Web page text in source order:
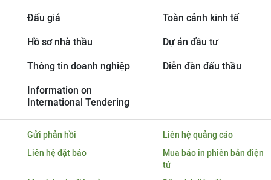
Đấu giá Toàn cảnh kinh tế
Hồ sơ nhà thầu Dự án đầu tư
Thông tin doanh nghiệp Diễn đàn đấu thầu
Information on
International Tendering
Gửi phản hồi
Liên hệ quảng cáo
Liên hệ đặt báo
Mua báo in phiên bản điện
tử